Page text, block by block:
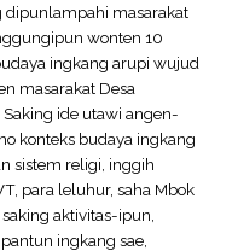
dipunlampahi masarakat
wonten 10
ingkang arupi wujud
masarakat Desa
ide utawi angen-
konteks budaya ingkang
sistem religi, inggih
para leluhur, saha Mbok
aktivitas-ipun,
ingkang sae,